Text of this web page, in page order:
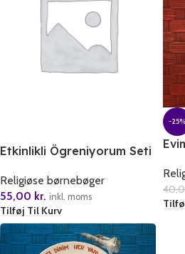
Etkinlikli Ögreniyorum Seti
Religiøse børnebøger
55,00 kr. inkl. moms
Tilføj Til Kurv
-25%